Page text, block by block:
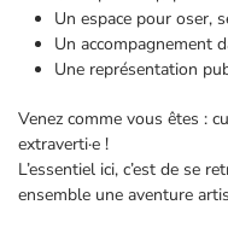
Un espace pour oser,
Un accompagnement
Une représentation
Venez comme vous êtes :
extraverti·e !
L’essentiel ici, c’est de se
ensemble une aventure